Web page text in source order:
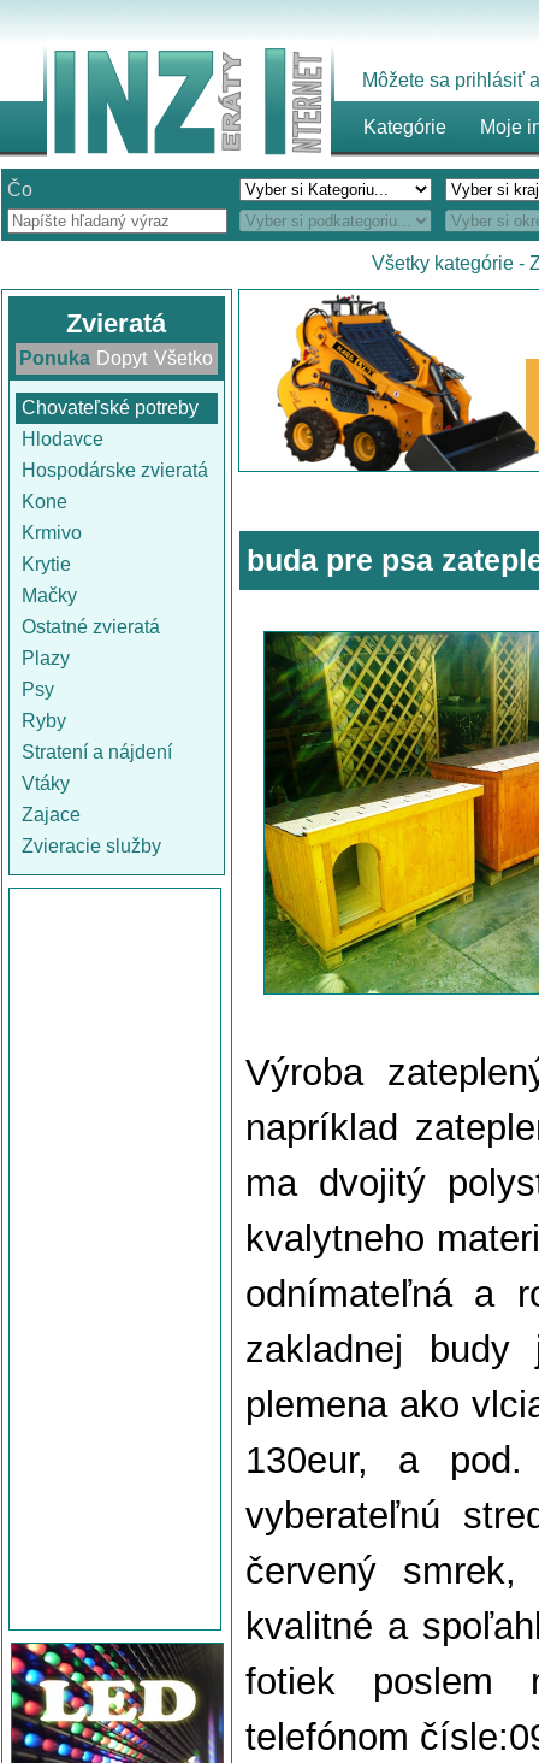
Môžete sa prihlásiť
Kategórie Moje
Čo
Všetky kategórie -
Zvieratá
Ponuka Dopyt Všetko
Chovateľské potreby
Hlodavce
Hospodárske zvieratá
Kone
Krmivo
Krytie
Mačky
Ostatné zvieratá
Plazy
Psy
Ryby
Stratení a nájdení
Vtáky
Zajace
Zvieracie služby
buda pre psa
Výroba
napríklad
ma dvojitý
kvalytneho
odnímateľná a
zakladnej
plemena ako
130eur, a
vyberateľnú
červený
kvalitné a
fotiek poslem
telefónom